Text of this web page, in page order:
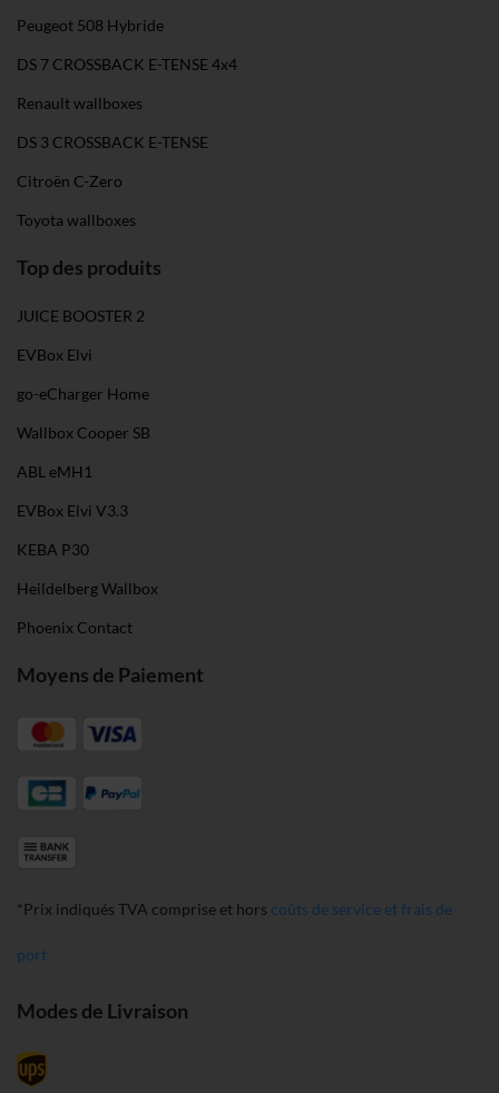
Peugeot 508 Hybride
DS 7 CROSSBACK E-TENSE 4x4
Renault wallboxes
DS 3 CROSSBACK E-TENSE
Citroën C-Zero
Toyota wallboxes
Top des produits
JUICE BOOSTER 2
EVBox Elvi
go-eCharger Home
Wallbox Cooper SB
ABL eMH1
EVBox Elvi V3.3
KEBA P30
Heildelberg Wallbox
Phoenix Contact
Moyens de Paiement
*Prix indiqués TVA comprise et hors coûts de service et frais de
port
Modes de Livraison